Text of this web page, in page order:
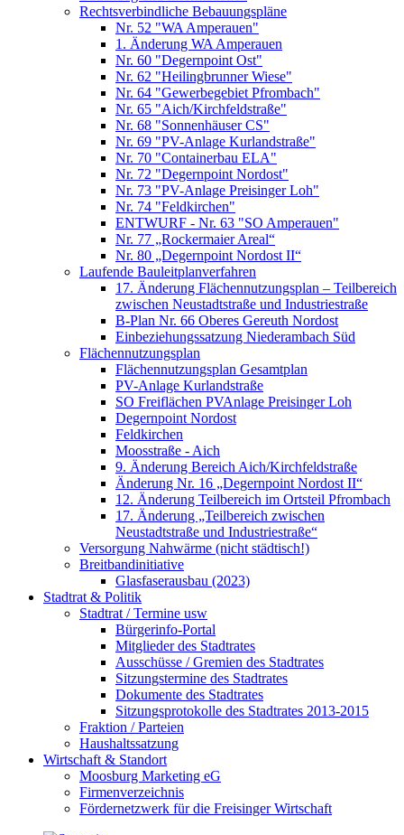
Rechtsverbindliche Bebauungspläne
Nr. 52 "WA Amperauen"
1. Änderung WA Amperauen
Nr. 60 "Degernpoint Ost"
Nr. 62 "Heilingbrunner Wiese"
Nr. 64 "Gewerbegebiet Pfrombach"
Nr. 65 "Aich/Kirchfeldstraße"
Nr. 68 "Sonnenhäuser CS"
Nr. 69 "PV-Anlage Kurlandstraße"
Nr. 70 "Containerbau ELA"
Nr. 72 "Degernpoint Nordost"
Nr. 73 "PV-Anlage Preisinger Loh"
Nr. 74 "Feldkirchen"
ENTWURF - Nr. 63 "SO Amperauen"
Nr. 77 „Rockermaier Areal“
Nr. 80 „Degernpoint Nordost II“
Laufende Bauleitplanverfahren
17. Änderung Flächennutzungsplan – Teilbereich
zwischen Neustadtstraße und Industriestraße
B-Plan Nr. 66 Oberes Gereuth Nordost
Einbeziehungssatzung Niederambach Süd
Flächennutzungsplan
Flächennutzungsplan Gesamtplan
PV-Anlage Kurlandstraße
SO Freiflächen PV­Anlage Preisinger Loh
Degernpoint Nordost
Feldkirchen
Moosstraße - Aich
9. Änderung Bereich Aich/Kirchfeldstraße
Änderung Nr. 16 „Degernpoint Nordost II“
12. Änderung Teilbereich im Ortsteil Pfrombach
17. Änderung „Teilbereich zwischen
Neustadtstraße und Industriestraße“
Versorgung Nahwärme (nicht städtisch!)
Breitbandinitiative
Glasfaserausbau (2023)
Stadtrat & Politik
Stadtrat / Termine usw
Bürgerinfo-Portal
Mitglieder des Stadtrates
Ausschüsse / Gremien des Stadtrates
Sitzungstermine des Stadtrates
Dokumente des Stadtrates
Sitzungsprotokolle des Stadtrates 2013-2015
Fraktion / Parteien
Haushaltssatzung
Wirtschaft & Standort
Moosburg Marketing eG
Firmenverzeichnis
Fördernetzwerk für die Freisinger Wirtschaft